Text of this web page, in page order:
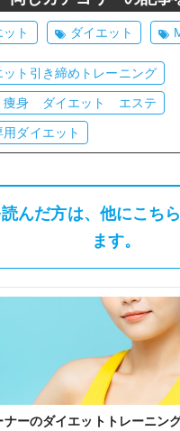
ット ダイエット
ット引き締めトレーニング
身 ダイエット エステ
用ダイエット
んだ方は、他にこち
ます。
ナーのダイエットトレーニン